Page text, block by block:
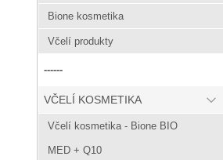
Bione kosmetika
Včelí produkty
------
VČELÍ KOSMETIKA
Včelí kosmetika - Bione BIO
MED + Q10